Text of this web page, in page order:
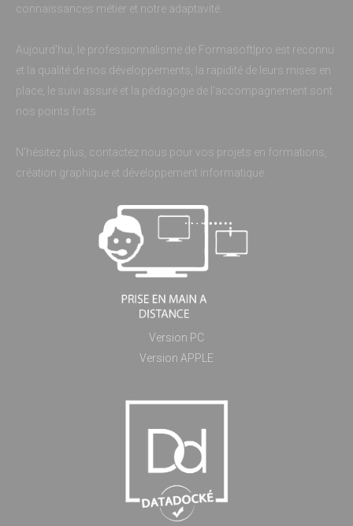
connaissances métier et notre adaptavité.
Aujourd'hui, le professionnalisme de Formasoft|pro est reconnu
et la qualité de nos développements, la rapidité de leurs mises en
place, le suivi assuré et la pédagogie de l'accompagnement sont
nos points forts.
N'hésitez plus, contactez nous pour vos projets en formations,
création graphique et développement informatique.
Version PC
Version APPLE